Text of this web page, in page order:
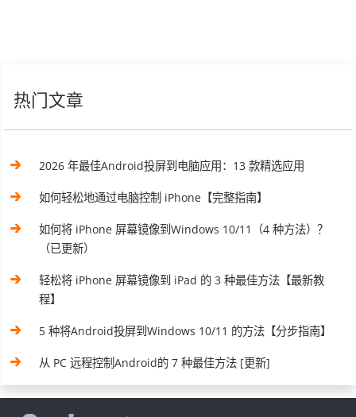
热门文章
2026 年最佳Android投屏到电脑应用：13 款精选应用
如何轻松地通过电脑控制 iPhone【完整指南】
如何将 iPhone 屏幕镜像到Windows 10/11（4 种方法）？
（已更新）
轻松将 iPhone 屏幕镜像到 iPad 的 3 种最佳方法【最新教
程】
5 种将Android投屏到Windows 10/11 的方法【分步指南】
从 PC 远程控制Android的 7 种最佳方法 [更新]